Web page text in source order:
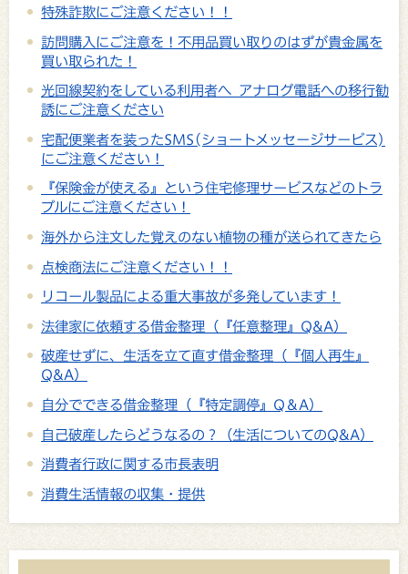
特殊詐欺にご注意ください！！
訪問購入にご注意を！不用品買い取りのはずが貴金属を
買い取られた！
光回線契約をしている利用者へ アナログ電話への移行勧
誘にご注意ください
宅配便業者を装ったSMS(ショートメッセージサービス)
にご注意ください！
『保険金が使える』という住宅修理サービスなどのトラ
ブルにご注意ください！
海外から注文した覚えのない植物の種が送られてきたら
点検商法にご注意ください！！
リコール製品による重大事故が多発しています！
法律家に依頼する借金整理（『任意整理』Q&A）
破産せずに、生活を立て直す借金整理（『個人再生』
Q&A）
自分でできる借金整理（『特定調停』Q＆A）
自己破産したらどうなるの？（生活についてのQ&A）
消費者行政に関する市長表明
消費生活情報の収集・提供